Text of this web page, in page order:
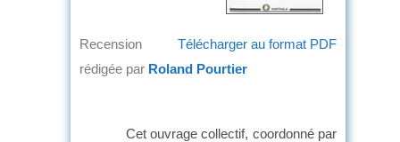
Télécharger au format PDF
Recension
rédigée par Roland Pourtier
Cet ouvrage collectif, coordonné par